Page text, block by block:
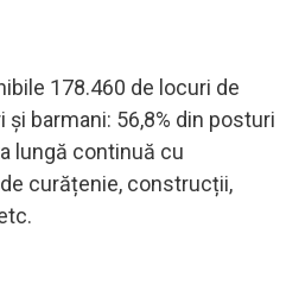
178.460 de locuri de
barmani: 56,8% din posturi
lungă continuă cu
curățenie, construcții,